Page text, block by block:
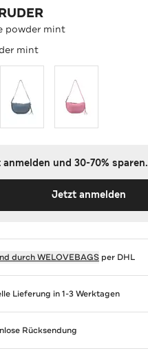
powder mint
mint
und 30-70% sparen.
Jetzt anmelden
durchWELOVEBAGSper DHL
Lieferung in 1-3 Werktagen
Rücksendung